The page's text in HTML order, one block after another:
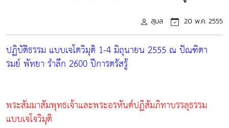
สุมล 20 พ.ค. 2555
ปฏิบัติธรรม แบบเจโตวิมุติ 1-4 มิถุนายน 2555 ณ ปัณฑิตา
รมย์ พัทยา รำลึก 2600 ปีการตรัสรู้
พระสัมมาสัมพุทธเจ้าและพระอรหันต์ปฏิสัมภิทาบรรลุธรรม
แบบเจโจวิมุติ